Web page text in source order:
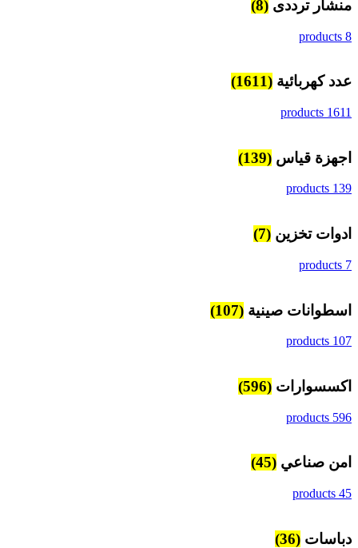
منشار ترددى (8)
8 products
عدد كهربائية (1611)
1611 products
اجهزة قياس (139)
139 products
ادوات تخزين (7)
7 products
اسطوانات صينية (107)
107 products
اكسسوارات (596)
596 products
امن صناعي (45)
45 products
دباسات (36)